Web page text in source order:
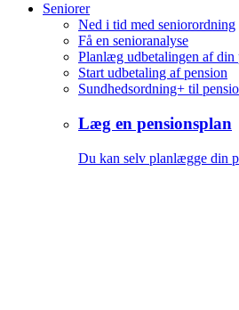
Seniorer
Ned i tid med seniorordning
Få en senioranalyse
Planlæg udbetalingen af din
Start udbetaling af pension
Sundhedsordning+ til
Læg en pensionsplan
Du kan selv planlægge din